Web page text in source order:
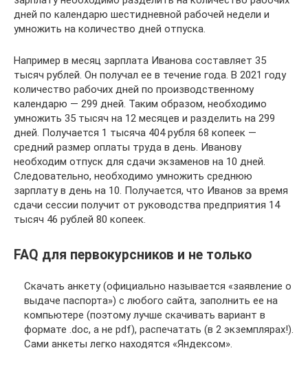
дней по календарю шестидневной рабочей недели и
умножить на количество дней отпуска.
Например в месяц зарплата Иванова составляет 35
тысяч рублей. Он получал ее в течение года. В 2021 году
количество рабочих дней по производственному
календарю — 299 дней. Таким образом, необходимо
умножить 35 тысяч на 12 месяцев и разделить на 299
дней. Получается 1 тысяча 404 рубля 68 копеек —
средний размер оплаты труда в день. Иванову
необходим отпуск для сдачи экзаменов на 10 дней.
Следовательно, необходимо умножить среднюю
зарплату в день на 10. Получается, что Иванов за время
сдачи сессии получит от руководства предприятия 14
тысяч 46 рублей 80 копеек.
FAQ для первокурсников и не только
Скачать анкету (официально называется «заявление о
выдаче паспорта») с любого сайта, заполнить ее на
компьютере (поэтому лучше скачивать вариант в
формате .doc, а не pdf), распечатать (в 2 экземплярах!).
Сами анкеты легко находятся «Яндексом».